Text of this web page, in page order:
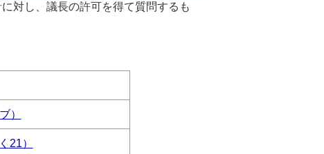
対し、議長の許可を得て質問するも
）
21）